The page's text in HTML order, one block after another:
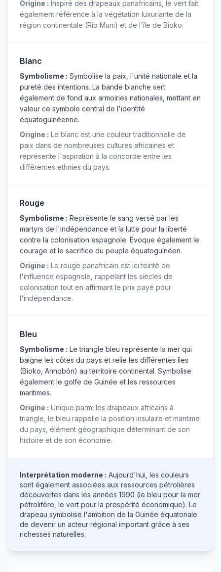
Origine : Inspiré des drapeaux panafricains, le vert fait
également référence à la végétation luxuriante de la
région continentale (Río Muni) et de l'île de Bioko.
Blanc
Symbolisme : Symbolise la paix, l'unité nationale et la
pureté des intentions. La bande blanche sert
également de fond aux armoiries nationales, mettant en
valeur ce symbole central de l'identité
équatoguinéenne.
Origine : Le blanc est une couleur traditionnelle de
paix dans de nombreuses cultures africaines et
représente l'aspiration à la concorde entre les
différentes ethnies du pays.
Rouge
Symbolisme : Représente le sang versé par les
martyrs de l'indépendance et la lutte pour la liberté
contre la colonisation espagnole. Évoque également le
courage et le sacrifice du peuple équatoguinéen.
Origine : Le rouge panafricain est ici teinté de
l'influence espagnole, rappelant les siècles de
colonisation tout en affirmant le prix payé pour
l'indépendance.
Bleu
Symbolisme : Le triangle bleu représente la mer qui
baigne les côtes du pays et relie les différentes îles
(Bioko, Annobón) au territoire continental. Symbolise
également le golfe de Guinée et les ressources
maritimes.
Origine : Unique parmi les drapeaux africains à
triangle, le bleu rappelle la position insulaire et maritime
du pays, élément géographique déterminant de son
histoire et de son économie.
Interprétation moderne : Aujourd'hui, les couleurs
sont également associées aux ressources pétrolières
découvertes dans les années 1990 (le bleu pour la mer
pétrolifère, le vert pour la prospérité économique). Le
drapeau symbolise l'ambition de la Guinée équatoriale
de devenir un acteur régional important grâce à ses
richesses naturelles.